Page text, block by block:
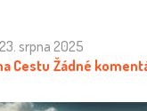
23. srpna 2025
Cestu Žádné